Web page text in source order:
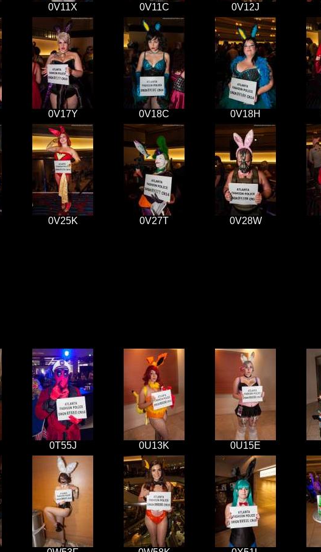
0V11X 0V11C 0V12J
0V17Y 0V18C 0V18H
0V25K 0V27T 0V28W
0T55J 0U13K 0U15E